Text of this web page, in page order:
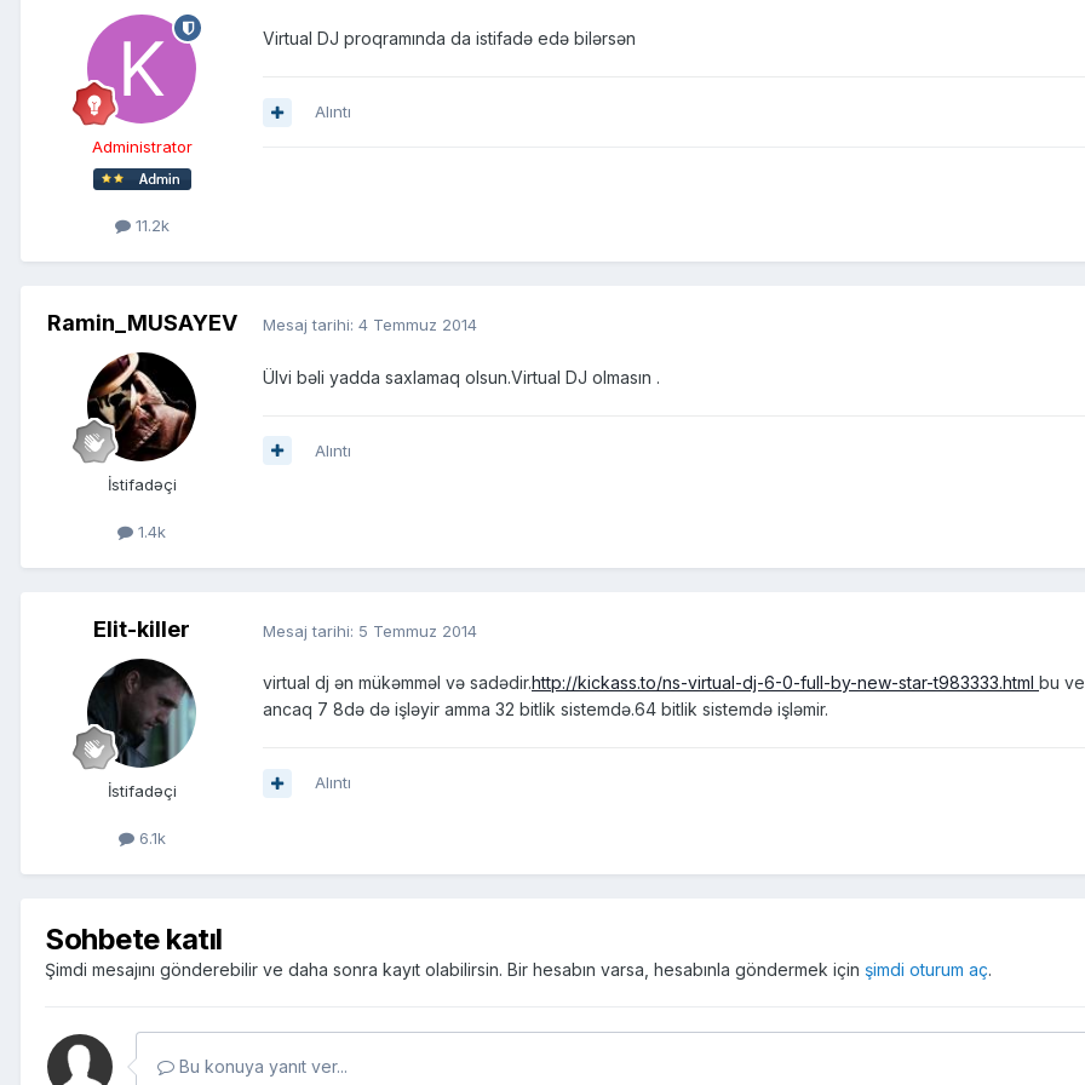
Administrator
11.2k
Virtual DJ proqramında da istifadə edə bilərsən
Alıntı
Ramin_MUSAYEV
İstifadəçi
1.4k
Mesaj tarihi: 4 Temmuz 2014
Ülvi bəli yadda saxlamaq olsun.Virtual DJ olmasın .
Alıntı
Elit-killer
İstifadəçi
6.1k
Mesaj tarihi: 5 Temmuz 2014
virtual dj ən mükəmməl və sadədir.http://kickass.to/ns-virtual-dj-6-0-full-by-new-star-t983333.html bu
ancaq 7 8də də işləyir amma 32 bitlik sistemdə.64 bitlik sistemdə işləmir.
Alıntı
Sohbete katıl
Şimdi mesajını gönderebilir ve daha sonra kayıt olabilirsin. Bir hesabın varsa, hesabınla göndermek için şimdi oturum aç.
Bu konuya yanıt ver...